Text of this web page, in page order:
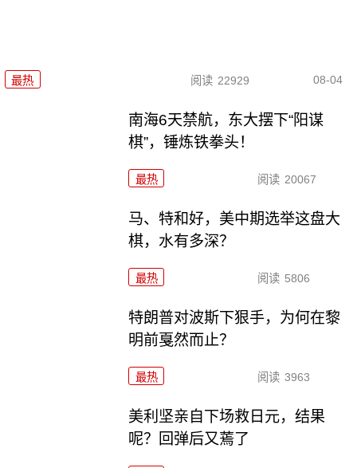
最热 阅读 22929 08-04
南海6天禁航，东大摆下“阳谋
棋”，锤炼铁拳头！
最热 阅读 20067
马、特和好，美中期选举这盘大
棋，水有多深？
最热 阅读 5806
特朗普对波斯下狠手，为何在黎
明前戛然而止？
最热 阅读 3963
美利坚亲自下场救日元，结果
呢？回弹后又蔫了